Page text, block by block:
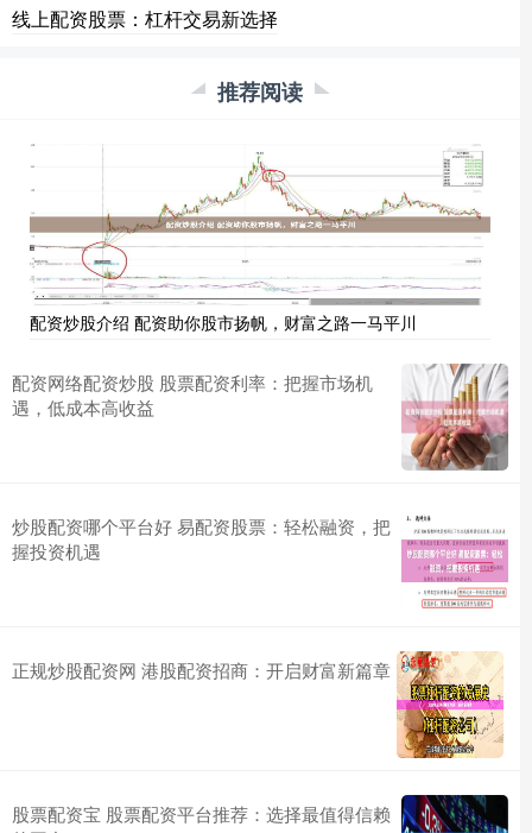
线上配资股票：杠杆交易新选择
推荐阅读
配资炒股介绍 配资助你股市扬帆，财富之路一马平川
配资网络配资炒股 股票配资利率：把握市场机
遇，低成本高收益
炒股配资哪个平台好 易配资股票：轻松融资，把
握投资机遇
正规炒股配资网 港股配资招商：开启财富新篇章
股票配资宝 股票配资平台推荐：选择最值得信赖